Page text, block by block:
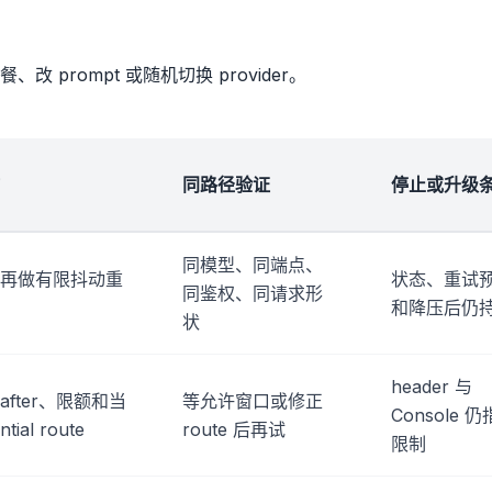
、改 prompt 或随机切换 provider。
同路径验证 停止或升级
做有限抖动重
同模型、同端点、
同鉴权、同请求形
状
状态、重试
和降压后仍
、限额和当
route
等允许窗口或修正
route 后再试
header 与
Console 仍
限制